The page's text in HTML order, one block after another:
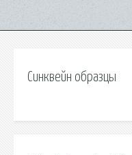
Синквейн образцы